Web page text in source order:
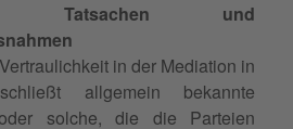
Tatsachen und
in der Mediation in
allgemein bekannte
solche, die die Parteien